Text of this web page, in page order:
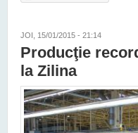
JOI, 15/01/2015 - 21:14
Producţie
la Zilina